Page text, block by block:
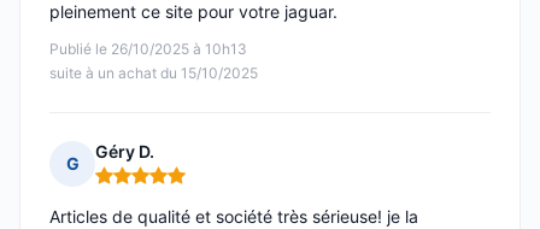
Publié le 26/10/2025 à 10h13
suite à un achat du 15/10/2025
pleinement ce site pour votre jaguar.
G
Géry D.
Note : 5 sur 5
Articles de qualité et société très sérieuse! je la